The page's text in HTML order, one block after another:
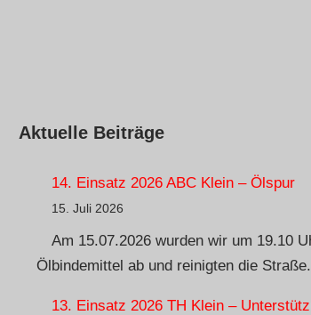
Aktuelle Beiträge
14. Einsatz 2026 ABC Klein – Ölspur
15. Juli 2026
Am 15.07.2026 wurden wir um 19.10
Ölbindemittel ab und reinigten die Straße.
13. Einsatz 2026 TH Klein –